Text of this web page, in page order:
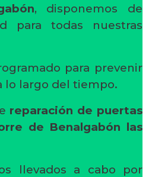
, disponemos de
para todas nuestras
para prevenir
lo largo del tiempo.
reparación de puertas
de Benalgabón las
llevados a cabo por